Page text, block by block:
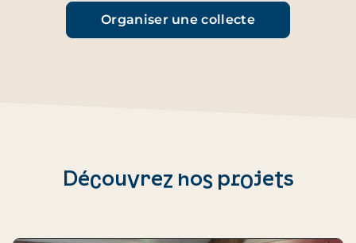
Organiser une collecte
Découvrez nos projets